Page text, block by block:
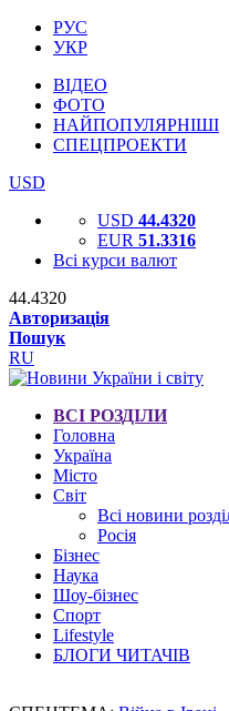
РУС
УКР
ВІДЕО
ФОТО
НАЙПОПУЛЯРНІШІ
СПЕЦПРОЕКТИ
USD
USD 44.4320
EUR 51.3316
Всі курси валют
44.4320
Авторизація
Пошук
RU
ВСІ РОЗДІЛИ
Головна
Україна
Місто
Світ
Всі новини
Росія
Бізнес
Наука
Шоу-бізнес
Спорт
Lifestyle
БЛОГИ ЧИТАЧІВ